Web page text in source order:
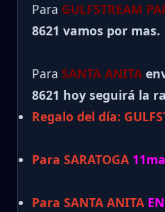
Para GULFSTREAM
8621 vamos por mas.
Para SANTA ANITA
8621 hoy seguirá la
Regalo del día:
Para SARATOGA
Para SANTA ANITA